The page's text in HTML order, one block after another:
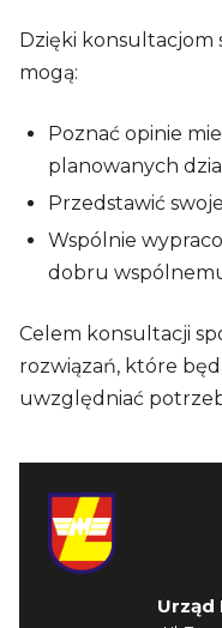
Dzięki konsultacjom
mogą:
Poznać opinie
planowanych
Przedstawić
Wspólnie
dobru
Celem konsultacji
rozwiązań, które
uwzględniać
Urząd